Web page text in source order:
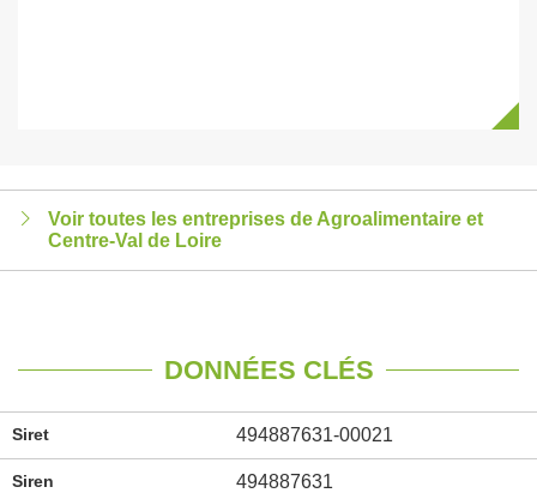
Voir toutes les entreprises de Agroalimentaire et
Centre-Val de Loire
DONNÉES CLÉS
Siret 494887631-00021
Siren 494887631